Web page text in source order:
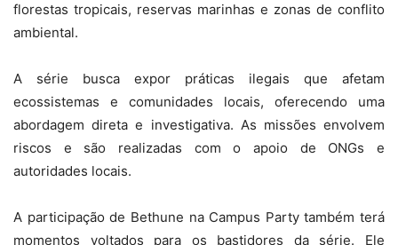
florestas tropicais, reservas marinhas e zonas de conflito
ambiental.
A série busca expor práticas ilegais que afetam
ecossistemas e comunidades locais, oferecendo uma
abordagem direta e investigativa. As missões envolvem
riscos e são realizadas com o apoio de ONGs e
autoridades locais.
A participação de Bethune na Campus Party também terá
momentos voltados para os bastidores da série. Ele